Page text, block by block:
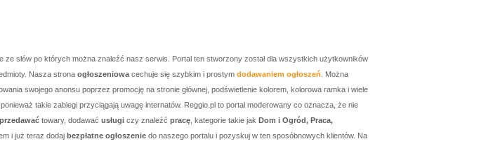
ze słów po których można znaleźć nasz serwis. Portal ten stworzony został dla wszystkich użytkowników
Nasza strona ogłoszeniowa cechuje się szybkim i prostym dodawaniem ogłoszeń . Można
swojego anonsu poprzez promocję na stronie głównej, podświetlenie kolorem, kolorowa ramka i wiele
, ponieważ takie zabiegi przyciągają uwagę internatów. Reggio.pl to portal moderowany co oznacza, że nie
towary, dodawać usługi czy znaleźć pracę , kategorie takie jak Dom i Ogród, Praca,
i już teraz dodaj bezpłatne ogłoszenie do naszego portalu i pozyskuj w ten sposóbnowych klientów. Na